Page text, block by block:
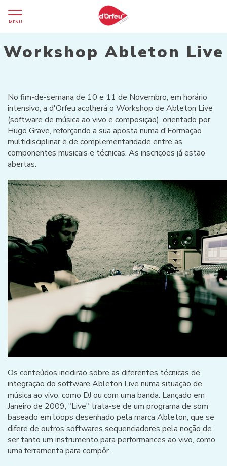
MENU
Workshop Ableton Live
No fim-de-semana de 10 e 11 de Novembro, em horário
intensivo, a d'Orfeu acolherá o Workshop de Ableton Live
(software de música ao vivo e composição), orientado por
Hugo Grave, reforçando a sua aposta numa d'Formação
multidisciplinar e de complementaridade entre as
componentes musicais e técnicas. As inscrições já estão
abertas.
Os conteúdos incidirão sobre as diferentes técnicas de
integração do software Ableton Live numa situação de
música ao vivo, como DJ ou com uma banda. Lançado em
Janeiro de 2009, "Live" trata-se de um programa de som
baseado em loops desenhado pela marca Ableton, que se
difere de outros softwares sequenciadores pela noção de
ser tanto um instrumento para performances ao vivo, como
uma ferramenta para compôr.